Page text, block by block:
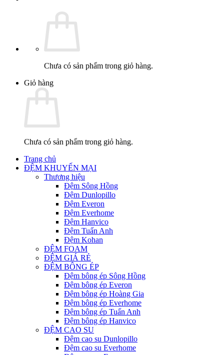
Chưa có sản phẩm trong giỏ hàng.
Giỏ hàng
Chưa có sản phẩm trong giỏ hàng.
Trang chủ
ĐỆM KHUYẾN MẠI
Thương hiệu
Đệm Sông Hồng
Đệm Dunlopillo
Đệm Everon
Đệm Everhome
Đệm Hanvico
Đệm Tuấn Anh
Đệm Kohan
ĐỆM FOAM
ĐỆM GIÁ RẺ
ĐỆM BÔNG ÉP
Đệm bông ép Sông Hồng
Đệm bông ép Everon
Đệm bông ép Hoàng Gia
Đệm bông ép Everhome
Đệm bông ép Tuấn Anh
Đệm bông ép Hanvico
ĐỆM CAO SU
Đệm cao su Dunlopillo
Đệm cao su Everhome